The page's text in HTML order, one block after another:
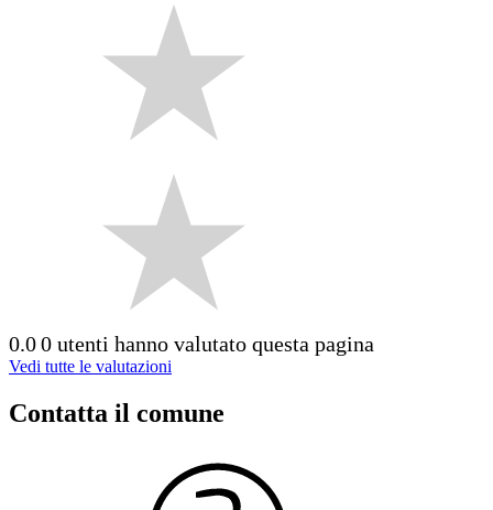
0.00 utenti hanno valutato questa pagina
Vedi tutte le valutazioni
Contatta il comune